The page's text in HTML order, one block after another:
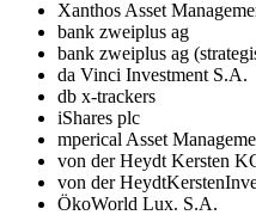
Xanthos Asset
bank zweiplus ag
bank zweiplus ag
da Vinci Investment S.A.
db x-trackers
iShares plc
mperical Asset
von der Heydt Kersten
von der
ÖkoWorld Lux. S.A.